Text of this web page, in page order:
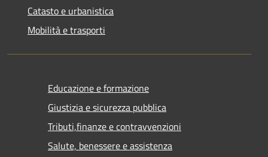
Catasto e urbanistica
Mobilità e trasporti
Educazione e formazione
Giustizia e sicurezza pubblica
Tributi,finanze e contravvenzioni
Salute, benessere e assistenza